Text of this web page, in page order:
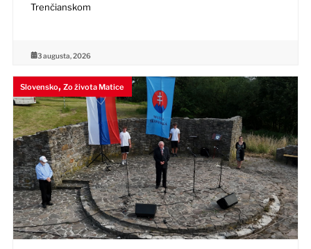
Trenčianskom
3 augusta, 2026
Slovensko, Zo života Matice